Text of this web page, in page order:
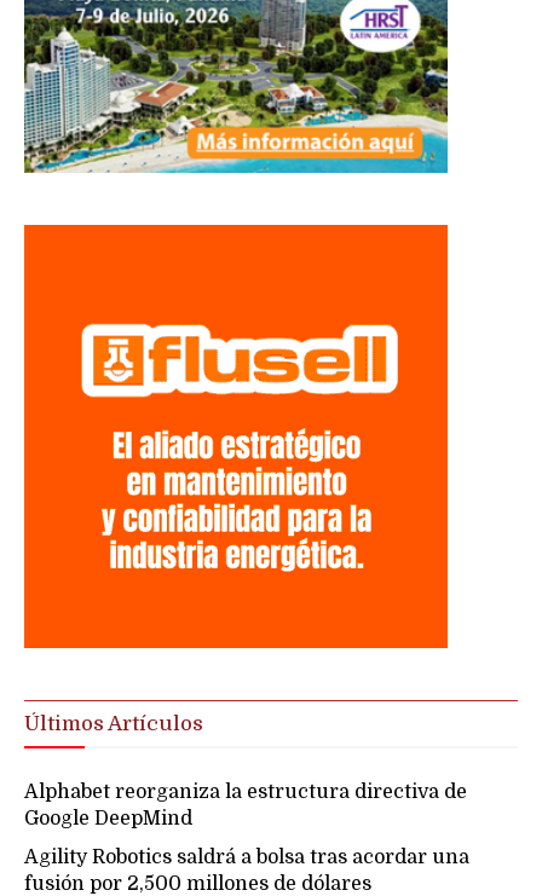
Últimos Artículos
Alphabet reorganiza la estructura directiva de
Google DeepMind
Agility Robotics saldrá a bolsa tras acordar una
fusión por 2,500 millones de dólares